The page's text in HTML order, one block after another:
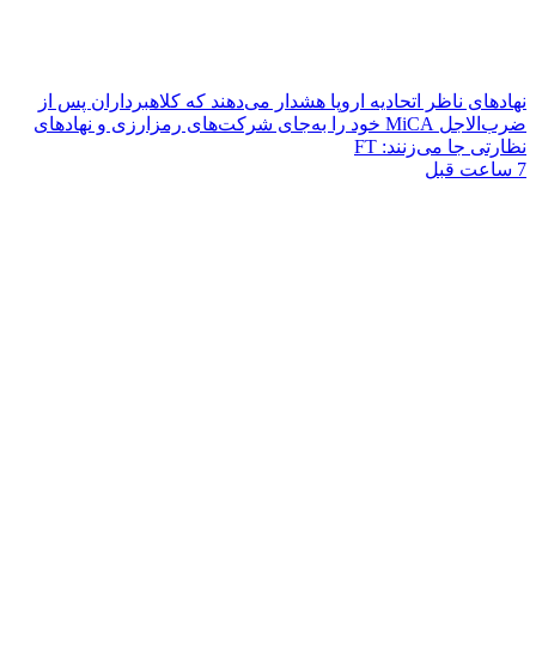
نهادهای ناظر اتحادیه اروپا هشدار می‌دهند که کلاهبرداران پس از
ضرب‌الاجل MiCA خود را به‌جای شرکت‌های رمزارزی و نهادهای
نظارتی جا می‌زنند: FT
7 ساعت قبل